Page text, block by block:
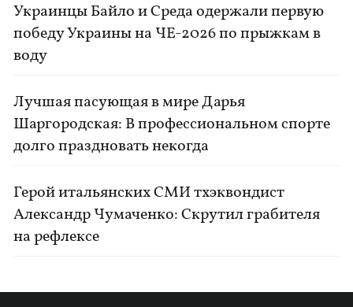
Украинцы Байло и Среда одержали первую
победу Украины на ЧЕ-2026 по прыжкам в
воду
Лучшая пасующая в мире Дарья
Шаргородская: В профессиональном спорте
долго праздновать некогда
Герой итальянских СМИ тхэквондист
Александр Чумаченко: Скрутил грабителя
на рефлексе